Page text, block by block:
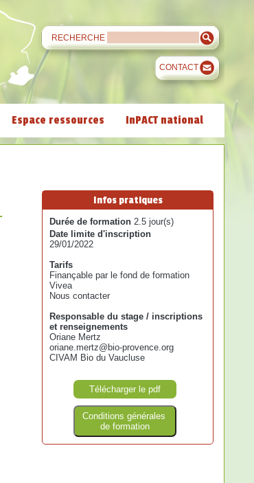
RECHERCHE
CONTACT
Espace ressources InPACT national
Infos pratiques
Durée de formation 2.5 jour(s)
Date limite d'inscription
29/01/2022
Tarifs
Finançable par le fond de formation
Vivea
Nous contacter
Responsable du stage / inscriptions
et renseignements
Oriane Mertz
oriane.mertz@bio-provence.org
CIVAM Bio du Vaucluse
Télécharger le pdf
Conditions générales
de formation